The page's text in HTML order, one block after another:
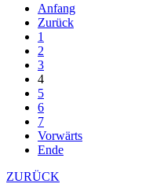
Anfang
Zurück
1
2
3
4
5
6
7
Vorwärts
Ende
ZURÜCK